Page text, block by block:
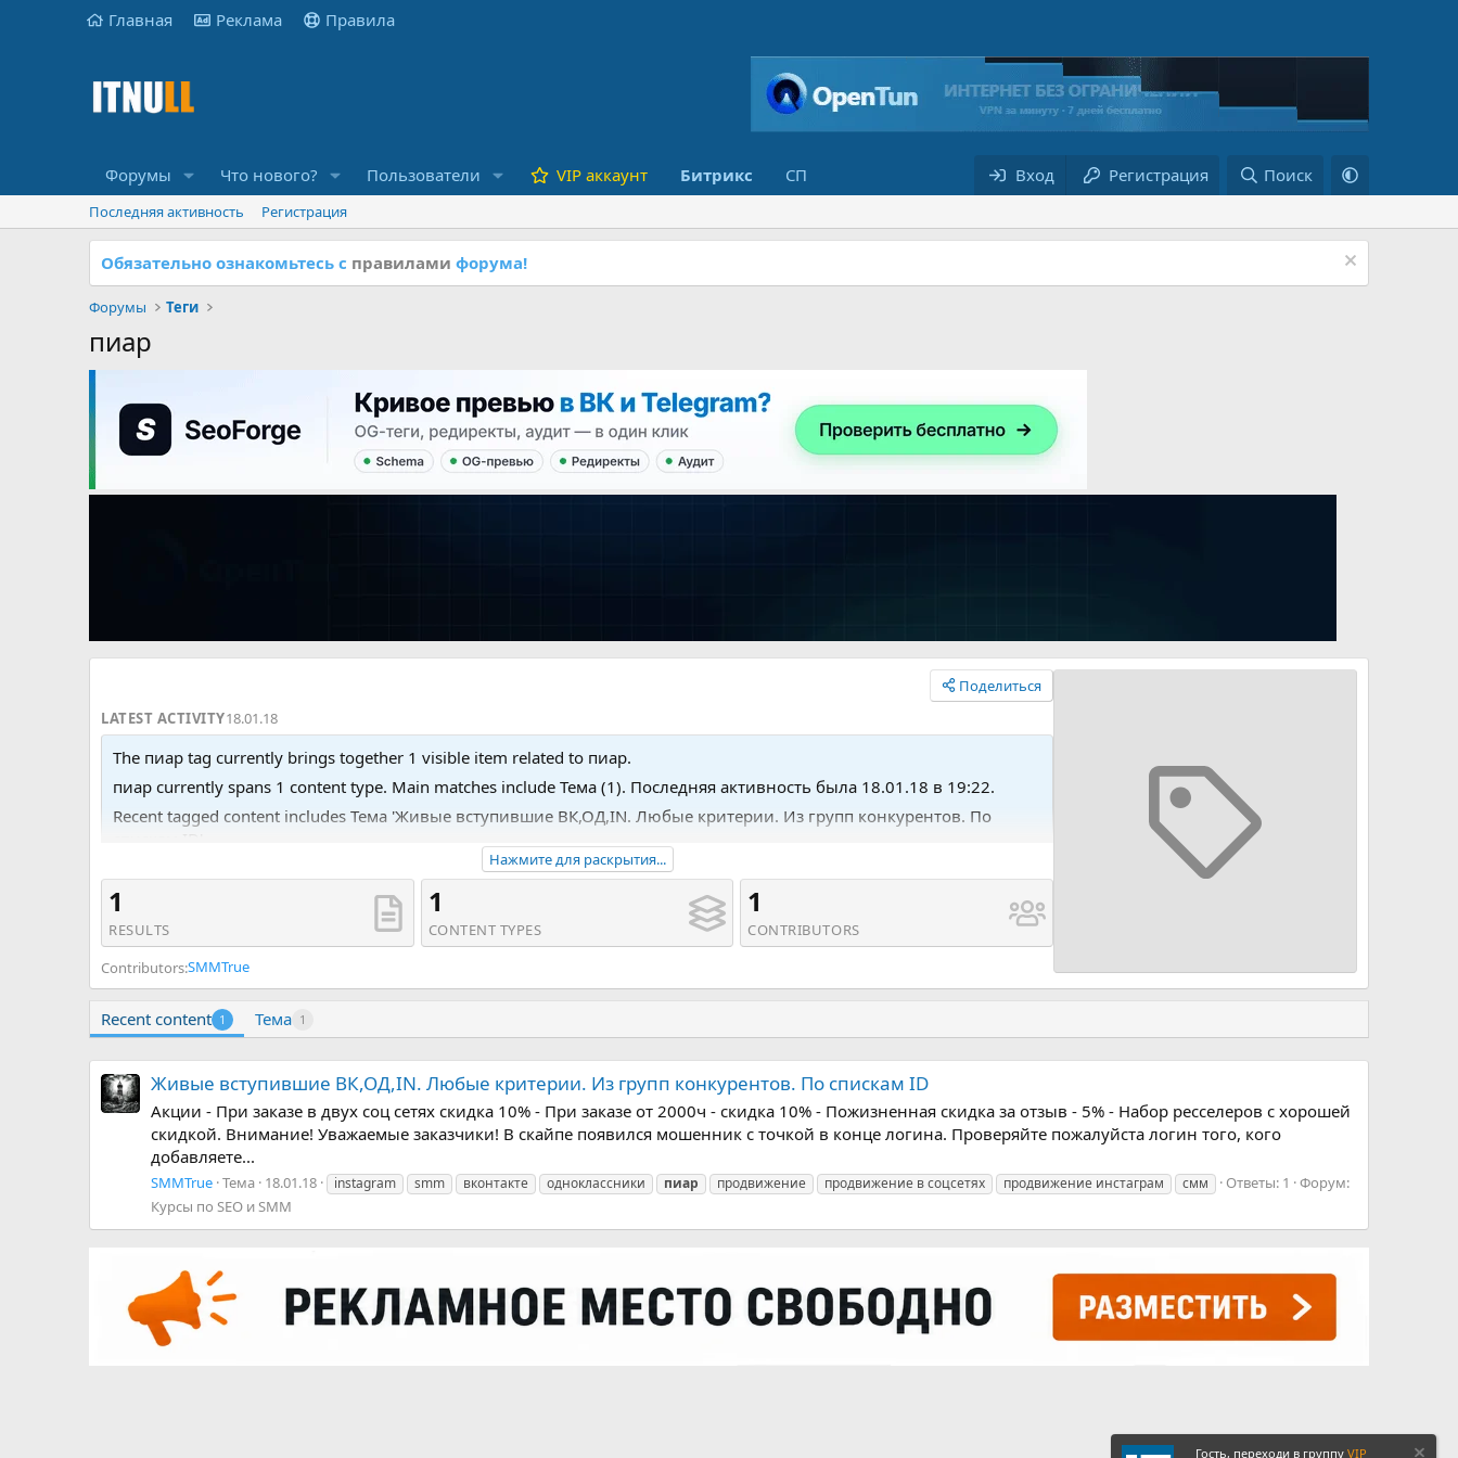
Главная Реклама Правила
Форумы Что нового? Пользователи VIP аккаунт Битрикс СП Вход Регистрация Поиск
Последняя активность Регистрация
Обязательно ознакомьтесь с правилами форума!
Форумы Теги
пиар
Поделиться
LATEST ACTIVITY18.01.18
The пиар tag currently brings together 1 visible item related to пиар.
пиар currently spans 1 content type. Main matches include Тема (1). Последняя активность была 18.01.18 в 19:22.
Recent tagged content includes Тема 'Живые вступившие ВК,ОД,IN. Любые критерии. Из групп конкурентов. По
спискам ID'.
Нажмите для раскрытия...
1
RESULTS
1
CONTENT TYPES
1
CONTRIBUTORS
Contributors:SMMTrue
Recent content 1 Тема 1
Живые вступившие ВК,ОД,IN. Любые критерии. Из групп конкурентов. По спискам ID
Акции - При заказе в двух соц сетях скидка 10% - При заказе от 2000ч - скидка 10% - Пожизненная скидка за отзыв - 5% - Набор ресселеров с хорошей
скидкой. Внимание! Уважаемые заказчики! В скайпе появился мошенник с точкой в конце логина. Проверяйте пожалуйста логин того, кого
добавляете...
SMMTrue Тема 18.01.18 instagram smm вконтакте одноклассники пиар продвижение продвижение в соцсетях продвижение инстаграм смм Ответы: 1
Форум:
Курсы по SEO и SMM
Гость, переходи в группу VIP